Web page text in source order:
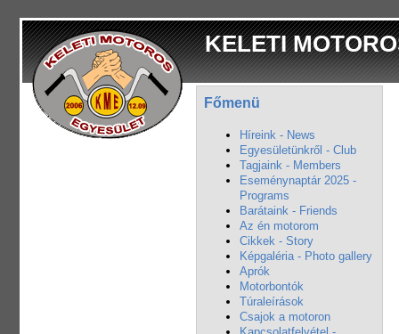
KELETI
Főmenü
Híreink - News
Egyesületünkről - Club
Tagjaink - Members
Eseménynaptár 2025 -
Programs
Barátaink - Friends
Az én motorom
Cikkek - Story
Képgaléria - Photo gallery
Aprók
Motorbontók
Túraleírások
Csajok a motoron